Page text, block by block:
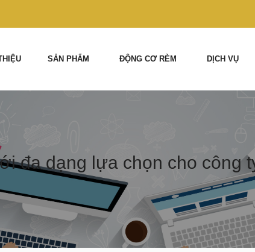
SẢN PHẨM ĐỘNG CƠ RÈM DỊCH VỤ
đa dạng lựa chọn cho công